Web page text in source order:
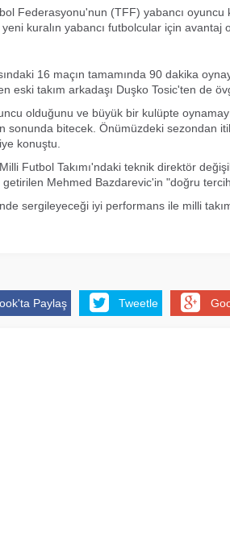
Federasyonu'nun (TFF) yabancı oyuncu
kuralın yabancı futbolcular için avantaj
16 maçın tamamında 90 dakika
eski takım arkadaşı Duşko Tosic'ten de
olduğunu ve büyük bir kulüpte
sonunda bitecek. Önümüzdeki sezondan
konuştu.
Futbol Takımı'ndaki teknik direktör
getirilen Mehmed Bazdarevic'in "doğru
sergileyeceği iyi performans ile milli
Paylaş Tweetle